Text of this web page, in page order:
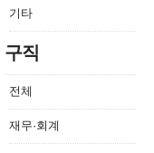
기타
구직
전체
재무·회계